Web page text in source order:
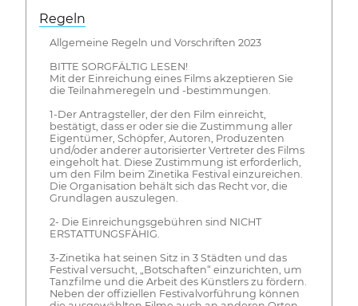
Regeln
Allgemeine Regeln und Vorschriften 2023
BITTE SORGFÄLTIG LESEN!
Mit der Einreichung eines Films akzeptieren Sie
die Teilnahmeregeln und -bestimmungen.
1-Der Antragsteller, der den Film einreicht,
bestätigt, dass er oder sie die Zustimmung aller
Eigentümer, Schöpfer, Autoren, Produzenten
und/oder anderer autorisierter Vertreter des Films
eingeholt hat. Diese Zustimmung ist erforderlich,
um den Film beim Zinetika Festival einzureichen.
Die Organisation behält sich das Recht vor, die
Grundlagen auszulegen.
2- Die Einreichungsgebühren sind NICHT
ERSTATTUNGSFÄHIG.
3-Zinetika hat seinen Sitz in 3 Städten und das
Festival versucht, „Botschaften“ einzurichten, um
Tanzfilme und die Arbeit des Künstlers zu fördern.
Neben der offiziellen Festivalvorführung können